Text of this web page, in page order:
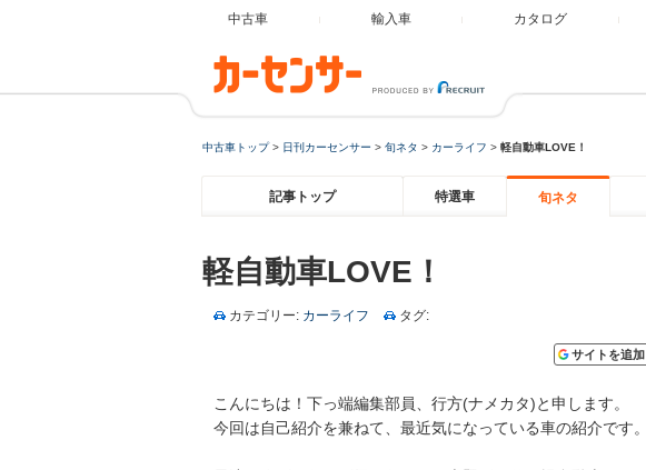
中古車 輸入車 カタログ
中古車トップ> 日刊カーセンサー > 旬ネタ > カーライフ > 軽自動車LOVE！
記事トップ 特選車 旬ネタ
軽自動車LOVE！
カテゴリー: カーライフ タグ:
サイトを追加
こんにちは！下っ端編集部員、行方(ナメカタ)と申します。
今回は自己紹介を兼ねて、最近気になっている車の紹介です。